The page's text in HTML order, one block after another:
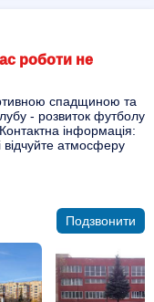
роботи не
спадщиною та
- розвиток футболу
інформація:
атмосферу
Подзвонити